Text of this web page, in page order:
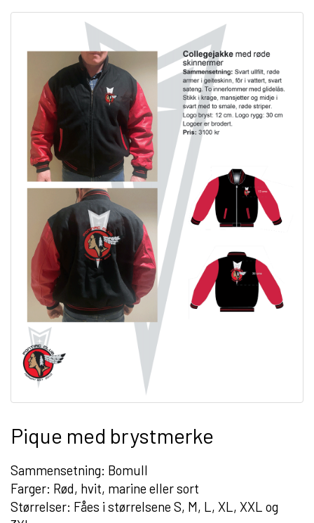
Pique med brystmerke
Sammensetning: Bomull
Farger: Rød, hvit, marine eller sort
Størrelser: Fåes i størrelsene S, M, L, XL, XXL og